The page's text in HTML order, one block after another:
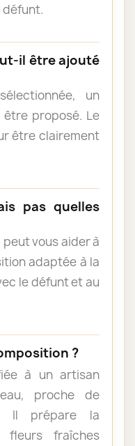
défunt.
il être ajouté
un
proposé. Le
être clairement
pas quelles
vous aider à
adaptée à la
le défunt et au
?
à un artisan
proche de
Il prépare la
fleurs fraîches